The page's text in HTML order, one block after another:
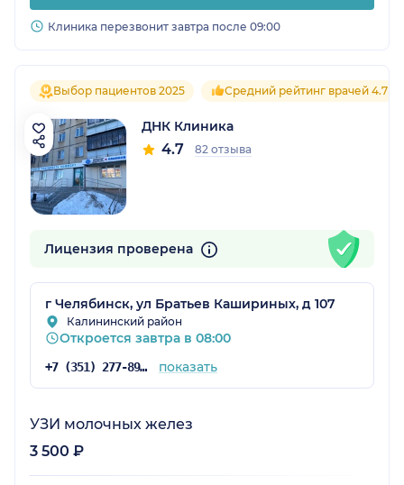
Клиника перезвонит завтра после 09:00
Выбор пациентов 2025 Средний рейтинг врачей 4.7
ДНК Клиника
4.7 82 отзыва
Лицензия проверена
г Челябинск, ул Братьев Кашириных, д 107
Калининский район
Откроется завтра в 08:00
+7 (351) 277-89-46 показать
УЗИ молочных желез
3 500 ₽